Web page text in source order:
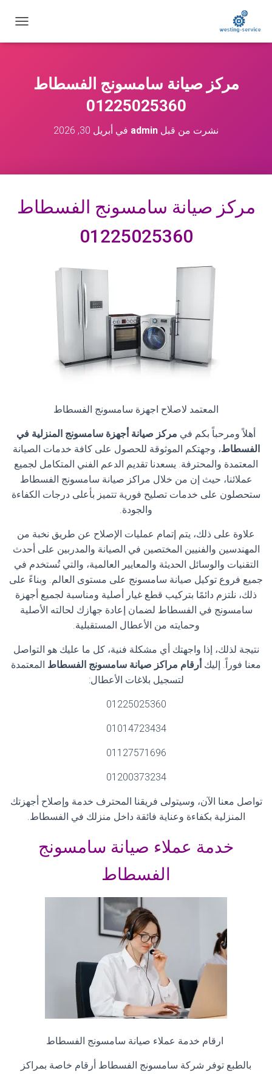
ب
مركز صيانة سامسونج الفسطاط
01225025360
نشرت من قبل admin في أبريل 30, 2026
مركز صيانة سامسونج الفسطاط
01225025360
المعتمد لاصلاح اجهزة سامسونج الفسطاط
أهلاً ومرحباً بكم في مركز صيانة أجهزة سامسونج المنزلية في
الفسطاط، وجهتكم الموثوقة للحصول على كافة خدمات الصيانة
المعتمدة والمحترفة. يسعدنا تقديم الدعم الفني المتكامل لجميع
عملائنا، حيث إن من خلال مراكز صيانة سامسونج الفسطاط
ستحصلون على خدمات تصليح فورية تتميز بأعلى درجات الكفاءة
والجودة.
علاوة على ذلك، يتم إتمام عمليات الإصلاح عن طريق نخبة من
المهندسين والفنيين المختصين في الصيانة والمدربين على أحدث
التقنيات والوسائل الحديثة والمعايير العالمية، والتي تُستخدم في
جميع فروع توكيل صيانة سامسونج على مستوى العالم. وبناءً على
ذلك، نلتزم دائمًا بتركيب قطع غيار أصلية ومناسبة لجميع أجهزة
سامسونج في الفسطاط لضمان إعادة جهازك لحالته الأصلية
وحمايته من الأعطال المستقبلية.
نتيجة لذلك، إذا واجهتك أي مشكلة فنية، كل ما عليك هو التواصل
معنا فوراً. إليك أرقام مراكز صيانة سامسونج الفسطاط المعتمدة
لتسجيل بلاغات الأعطال:
01225025360
01014723434
01127571696
01200373234
تواصل معنا الآن، وسيتولى فريقنا المحترف خدمة وإصلاح أجهزتك
المنزلية بكفاءة وعناية فائقة داخل منزلك في الفسطاط.
خدمة عملاء صيانة سامسونج
الفسطاط
ارقام خدمة عملاء صيانة سامسونج الفسطاط
بالطبع توفر شركة سامسونج الفسطاط أرقام خاصة بمراكز